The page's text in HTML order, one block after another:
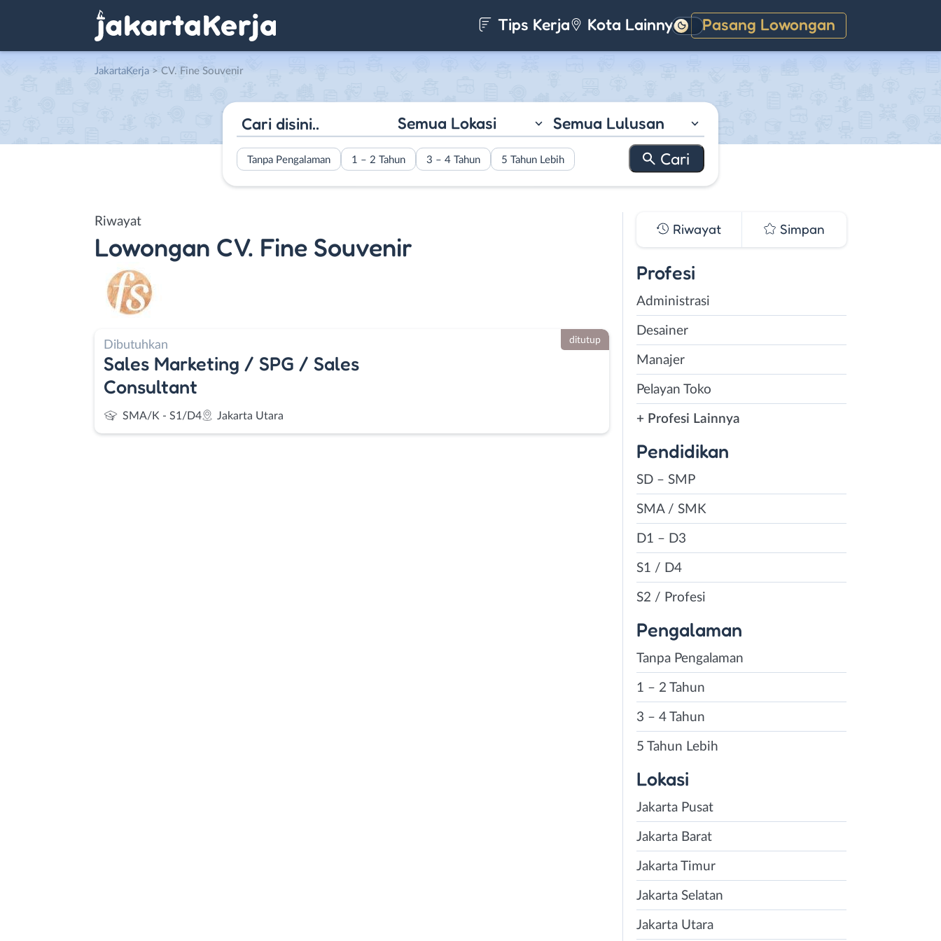
Tips Kerja Kota Lainnya Pasang Lowongan
Gelap
JakartaKerja > CV. Fine Souvenir
Semua Lokasi Semua Lulusan
Tanpa Pengalaman 1 – 2 Tahun 3 – 4 Tahun 5 Tahun Lebih
Riwayat
Lowongan CV. Fine Souvenir
Dibutuhkan
Sales Marketing / SPG / Sales
Consultant
SMA/K - S1/D4 Jakarta Utara
ditutup
Riwayat Simpan
Profesi
Administrasi
Desainer
Manajer
Pelayan Toko
+ Profesi Lainnya
Pendidikan
SD – SMP
SMA / SMK
D1 – D3
S1 / D4
S2 / Profesi
Pengalaman
Tanpa Pengalaman
1 – 2 Tahun
3 – 4 Tahun
5 Tahun Lebih
Lokasi
Jakarta Pusat
Jakarta Barat
Jakarta Timur
Jakarta Selatan
Jakarta Utara